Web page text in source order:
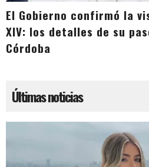
El Gobierno confirmó la
XIV: los detalles de su
Córdoba
Últimas noticias